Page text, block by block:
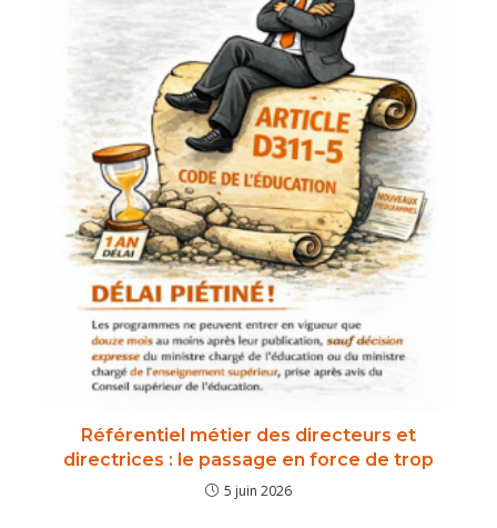
Référentiel métier des directeurs et
directrices : le passage en force de trop
5 juin 2026